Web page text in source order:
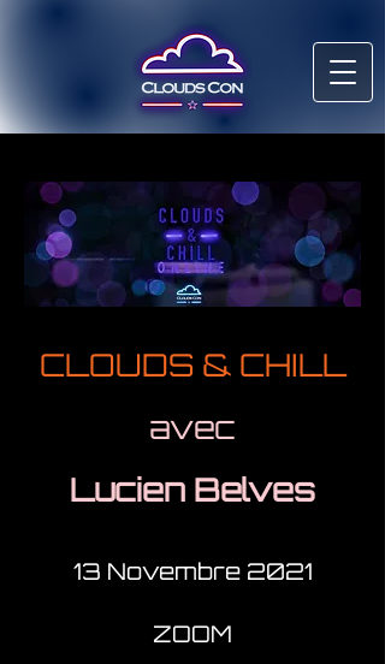
CLOUDS & CHILL
avec
Lucien Belves
13 Novembre 2021
ZOOM